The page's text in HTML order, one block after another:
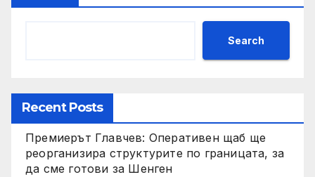
Search
Recent Posts
Премиерът Главчев: Оперативен щаб ще
реорганизира структурите по границата, за
да сме готови за Шенген